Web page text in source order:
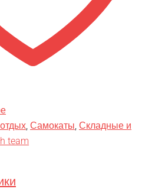
Самокаты Складные и
team